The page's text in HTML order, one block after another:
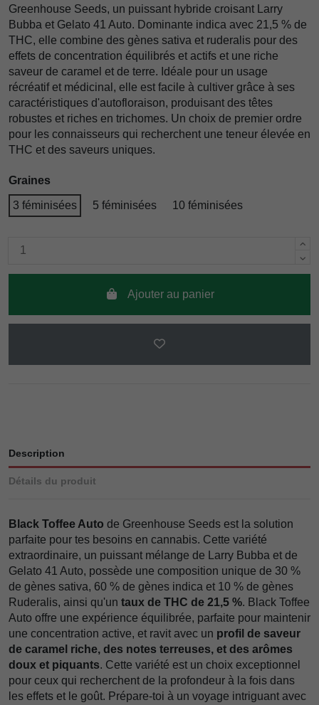
Greenhouse Seeds, un puissant hybride croisant Larry
Bubba et Gelato 41 Auto. Dominante indica avec 21,5 % de
THC, elle combine des gènes sativa et ruderalis pour des
effets de concentration équilibrés et actifs et une riche
saveur de caramel et de terre. Idéale pour un usage
récréatif et médicinal, elle est facile à cultiver grâce à ses
caractéristiques d'autofloraison, produisant des têtes
robustes et riches en trichomes. Un choix de premier ordre
pour les connaisseurs qui recherchent une teneur élevée en
THC et des saveurs uniques.
Graines
3 féminisées 5 féminisées 10 féminisées
Ajouter au panier
Description
Détails du produit
Black Toffee Auto de Greenhouse Seeds est la solution
parfaite pour tes besoins en cannabis. Cette variété
extraordinaire, un puissant mélange de Larry Bubba et de
Gelato 41 Auto, possède une composition unique de 30 %
de gènes sativa, 60 % de gènes indica et 10 % de gènes
Ruderalis, ainsi qu'un taux de THC de 21,5 %. Black Toffee
Auto offre une expérience équilibrée, parfaite pour maintenir
une concentration active, et ravit avec un profil de saveur
de caramel riche, des notes terreuses, et des arômes
doux et piquants. Cette variété est un choix exceptionnel
pour ceux qui recherchent de la profondeur à la fois dans
les effets et le goût. Prépare-toi à un voyage intriguant avec